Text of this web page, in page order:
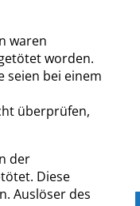
waren
worden.
seien bei einem
überprüfen,
der
Diese
Auslöser des